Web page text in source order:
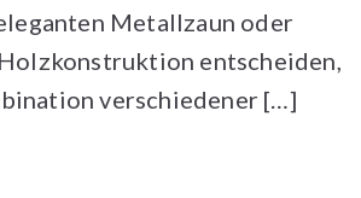
Metallzaun oder
entscheiden,
verschiedener […]